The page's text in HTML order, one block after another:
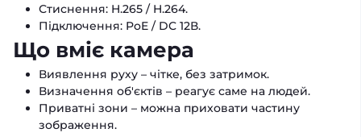
Стиснення: H.265 / H.264.
Підключення: PoE / DC 12В.
Що вміє камера
Виявлення руху – чітке, без затримок.
Визначення об'єктів – реагує саме на людей.
Приватні зони – можна приховати частину
зображення.